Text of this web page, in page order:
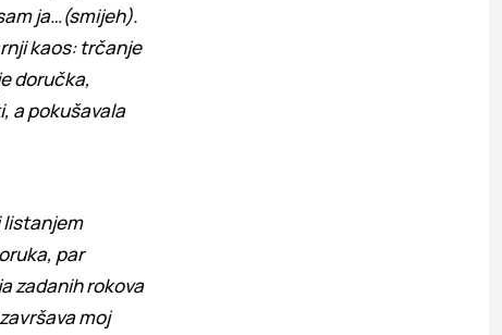
ja…(smijeh).
kaos: trčanje
doručka,
a pokušavala
listanjem
par
zadanih rokova
moj